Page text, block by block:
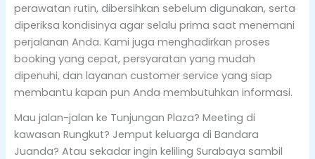
perawatan rutin, dibersihkan sebelum digunakan, serta
diperiksa kondisinya agar selalu prima saat menemani
perjalanan Anda. Kami juga menghadirkan proses
booking yang cepat, persyaratan yang mudah
dipenuhi, dan layanan customer service yang siap
membantu kapan pun Anda membutuhkan informasi.
Mau jalan-jalan ke Tunjungan Plaza? Meeting di
kawasan Rungkut? Jemput keluarga di Bandara
Juanda? Atau sekadar ingin keliling Surabaya sambil